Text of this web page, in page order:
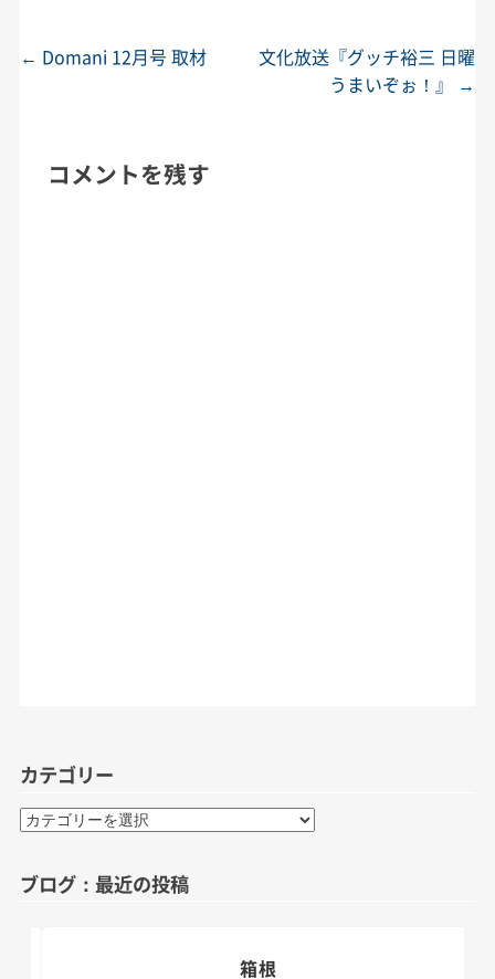
投稿ナビゲーション
← Domani 12月号 取材
文化放送『グッチ裕三 日曜
うまいぞぉ！』
→
コメントを残す
カテゴリー
カ
テ
リ
ブログ：最近の投稿
箱根